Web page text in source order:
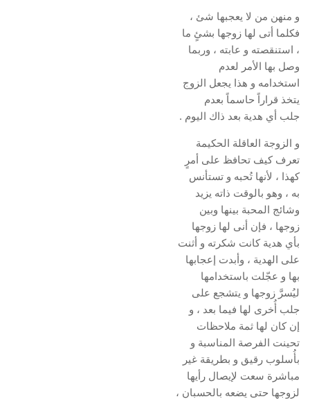
و منهن من لا يعجبها شئ ،
فكلما أتى لها زوجها بشئٍ ما
، استنقصته و عابته ، وربما
وصل بها الأمر لعدم
استخدامه و هذا يجعل الزوج
يتخذ قراراً حاسماً بعدم
جلب أي هدية بعد ذاك اليوم .
و الزوجة العاقلة الحكيمة
تعرف كيف تحافظ على أمرٍ
كهذا ، لأنها تُحبه و تستأنس
به ، وهو بالوقت ذاته يزيد
وشائج المحبة بينها وبين
زوجها ، فإن أنى لها زوجها
بأي هدية كانت شكرته و أثنت
على الهدية ، وأبدت إعجابها
بها و عجّلت باستخدامها
ليُسرَّ زوجها و يتشجع على
جلب أُخرى لها فيما بعد ، و
إن كان لها ثمة ملاحظات
تحينت الفرصة المناسبة و
بأُسلوب رقيق و بطريقة غير
مباشرة سعت لإيصال رأيها
لزوجها حتى يضعه بالحسبان ،